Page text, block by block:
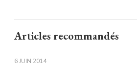
Articles recommandés
6 JUIN 2014